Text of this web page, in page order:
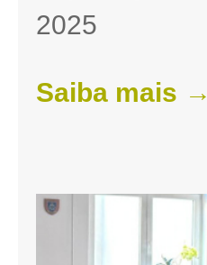
2025
Saiba mais →